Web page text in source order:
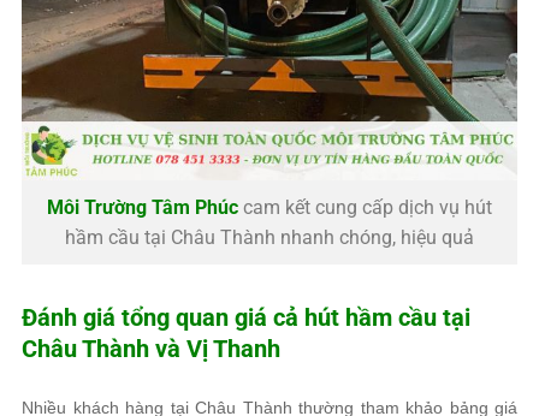
Môi Trường Tâm Phúc cam kết cung cấp dịch vụ hút
hầm cầu tại Châu Thành nhanh chóng, hiệu quả
Đánh giá tổng quan giá cả hút hầm cầu tại
Châu Thành và Vị Thanh
Nhiều khách hàng tại Châu Thành thường tham khảo bảng giá